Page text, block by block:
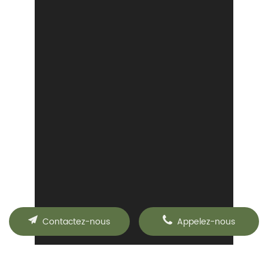
Appelez-nous
Contactez-nous